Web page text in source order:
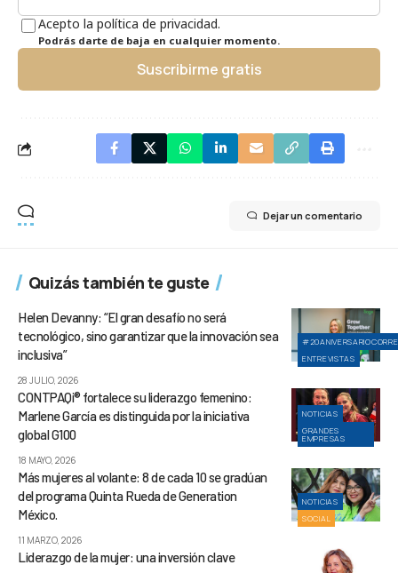
Acepto la política de privacidad.
Podrás darte de baja en cualquier momento.
Suscribirme gratis
Dejar un comentario
Quizás también te guste
ENTREVISTAS
Helen Devanny: “El gran desafío no será
tecnológico, sino garantizar que la innovación sea
inclusiva”
28 JULIO, 2026
NOTICIAS
GRANDES
EMPRESAS
CONTPAQi® fortalece su liderazgo femenino:
Marlene García es distinguida por la iniciativa
global G100
18 MAYO, 2026
NOTICIAS
SOCIAL
Más mujeres al volante: 8 de cada 10 se gradúan
del programa Quinta Rueda de Generation
México.
11 MARZO, 2026
Liderazgo de la mujer: una inversión clave